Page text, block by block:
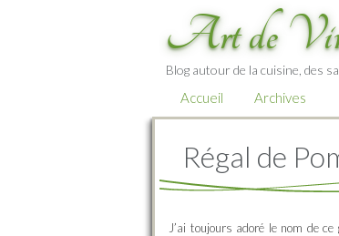
Art de
Blog autour de la cuisine, des
Accueil Archives
Régal de
J’ai toujours adoré le nom de